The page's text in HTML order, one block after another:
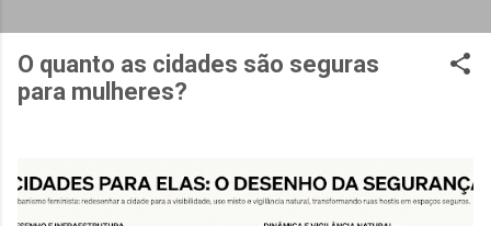
O quanto as cidades são seguras
para mulheres?